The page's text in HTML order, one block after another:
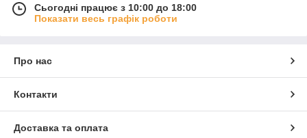
Сьогодні працює з 10:00 до 18:00
Показати весь графік роботи
Про нас
Контакти
Доставка та оплата